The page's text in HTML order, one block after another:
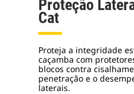
Proteção
Cat
Proteja a integridade
caçamba com
blocos contra
penetração e o
laterais.